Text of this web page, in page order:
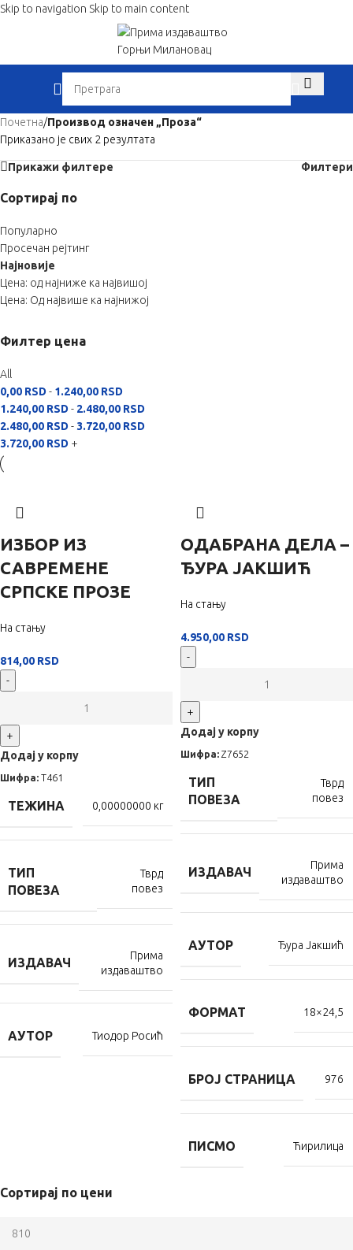
Skip to navigation Skip to main content
When
Сортирај по цени
Почетна/Производ oзначен „Проза“
Приказано је свих 2 резултата
Прикажи филтере Филтери
Сортирај по
Популарно
Просечан рејтинг
Најновије
Цена: од најниже ка највишој
Цена: Од највише ка најнижој
Филтер цена
All
0,00 RSD - 1.240,00 RSD
1.240,00 RSD - 2.480,00 RSD
2.480,00 RSD - 3.720,00 RSD
3.720,00 RSD +
ИЗБОР ИЗ
САВРЕМЕНЕ
СРПСКЕ ПРОЗЕ
На стању
814,00 RSD
-
+
Додај у корпу
Шифра: Т461
ТЕЖИНА 0,00000000 кг
ТИП
ПОВЕЗА
Тврд
повез
ИЗДАВАЧ
Прима
издаваштво
АУТОР Тиодор Росић
ОДАБРАНА ДЕЛА –
ЂУРА ЈАКШИЋ
На стању
4.950,00 RSD
-
+
Додај у корпу
Шифра: Z7652
ТИП
ПОВЕЗА
Тврд
повез
ИЗДАВАЧ
Прима
издаваштво
АУТОР Ђура Јакшић
ФОРМАТ 18×24,5
БРОЈ СТРАНИЦА 976
ПИСМО Ћирилица